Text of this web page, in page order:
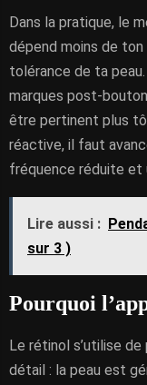
Dans la pratique, le
dépend moins de
tolérance de ta
marques post-
être pertinent plus
réactive, il faut
fréquence réduite et
Lire aussi :
sur 3 )
Pourquoi
Le rétinol s’utilise de
détail : la peau est